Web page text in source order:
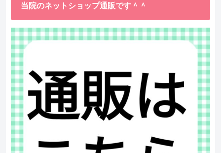
当院のネットショップ通販です＾＾